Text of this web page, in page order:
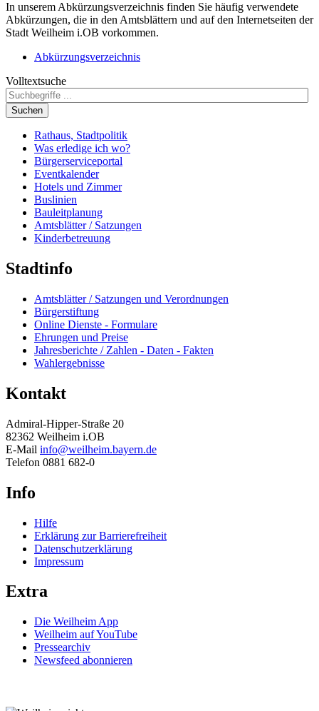
In unserem Abkürzungsverzeichnis finden Sie häufig verwendete
Abkürzungen, die in den Amtsblättern und auf den Internetseiten der
Stadt Weilheim i.OB vorkommen.
Abkürzungsverzeichnis
Volltextsuche
Suchen
Rathaus, Stadtpolitik
Was erledige ich wo?
Bürgerserviceportal
Eventkalender
Hotels und Zimmer
Buslinien
Bauleitplanung
Amtsblätter / Satzungen
Kinderbetreuung
Stadtinfo
Amtsblätter / Satzungen und Verordnungen
Bürgerstiftung
Online Dienste - Formulare
Ehrungen und Preise
Jahresberichte / Zahlen - Daten - Fakten
Wahlergebnisse
Kontakt
Admiral-Hipper-Straße 20
82362 Weilheim i.OB
E-Mail info@weilheim.bayern.de
Telefon 0881 682-0
Info
Hilfe
Erklärung zur Barrierefreiheit
Datenschutzerklärung
Impressum
Extra
Die Weilheim App
Weilheim auf YouTube
Pressearchiv
Newsfeed abonnieren